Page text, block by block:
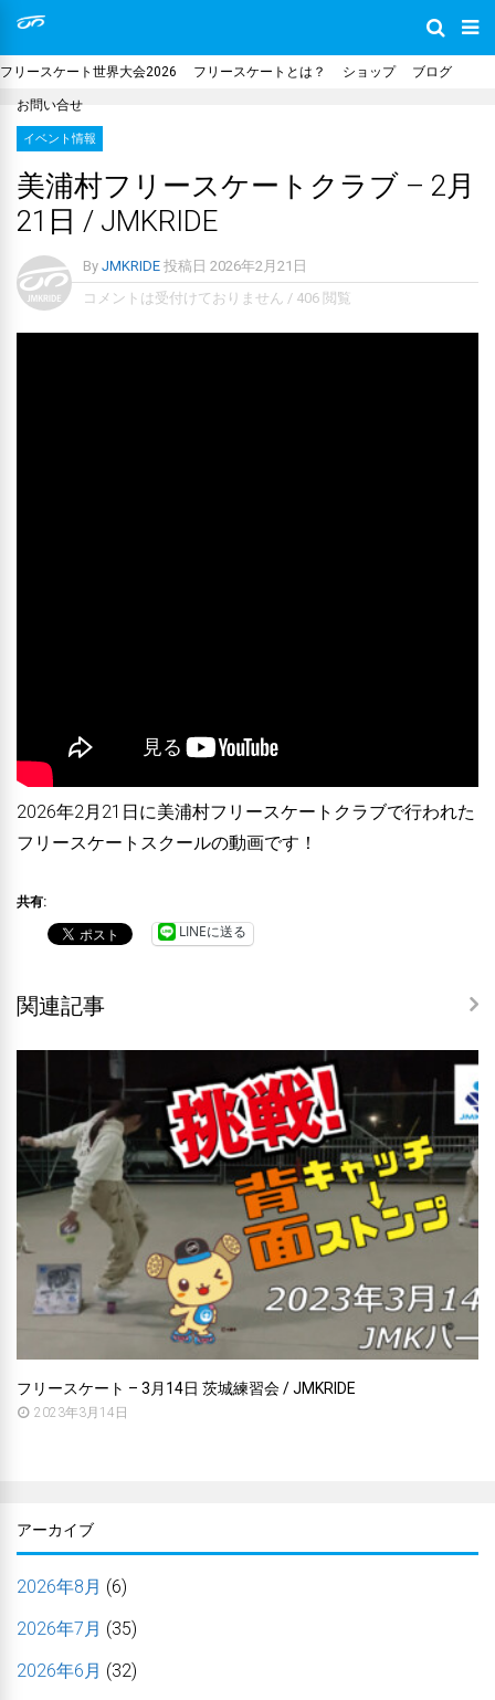
フリースケート世界大会2026 フリースケートとは？ ショップ ブログ
お問い合せ
イベント情報
美浦村フリースケートクラブ – 2月
21日 / JMKRIDE
By JMKRIDE 投稿日 2026年2月21日
コメントは受付けておりません / 406 閲覧
2026年2月21日に美浦村フリースケートクラブで行われた
フリースケートスクールの動画です！
共有:
LINEに送る
関連記事
フリースケート – 3月14日 茨城練習会 / JMKRIDE
2023年3月14日
アーカイブ
2026年8月 (6)
2026年7月 (35)
2026年6月 (32)